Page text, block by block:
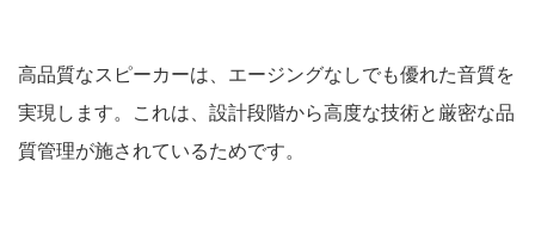
高品質なスピーカーは、エージングなしでも優れた音質を
実現します。これは、設計段階から高度な技術と厳密な品
質管理が施されているためです。